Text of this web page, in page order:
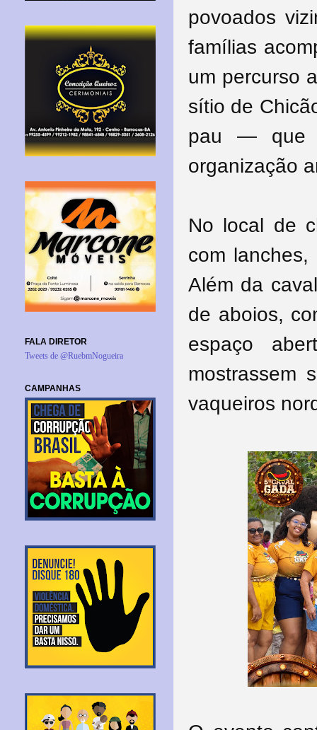
povoados
famílias
um percurso
sítio de
pau — que
organização
No local de
com
Além da
de aboios,
espaço
mostrassem
vaqueiros
FALA DIRETOR
Tweets de @RuebmNogueira
CAMPANHAS